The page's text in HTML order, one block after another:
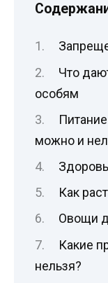
Что
особям
можно и
Как
Овощи
Какие
нельзя?